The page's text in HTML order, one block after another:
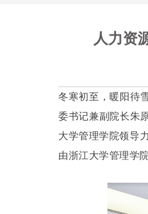
人力资
冬寒初至，暖阳待
委书记兼副院长朱
大学管理学院领导
由浙江大学管理学